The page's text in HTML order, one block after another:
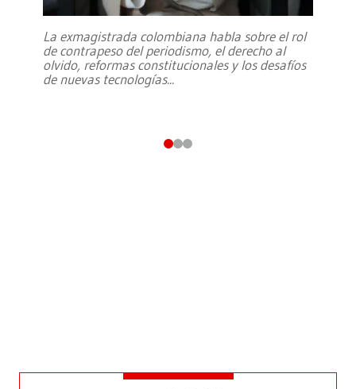
La exmagistrada colombiana habla sobre el rol
de contrapeso del periodismo, el derecho al
olvido, reformas constitucionales y los desafíos
de nuevas tecnologías...